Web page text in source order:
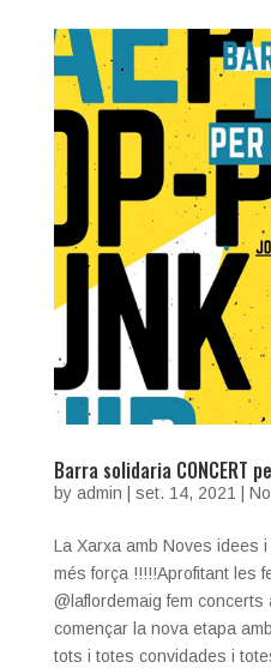
Barra solidaria CONCERT
by admin set. 14, 2021
La Xarxa amb Noves idees
més força !!!!!Aprofitant les
@laflordemaig fem
començar la nova etapa
tots i totes convidades i